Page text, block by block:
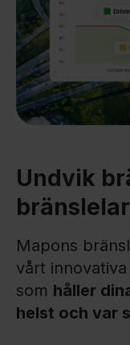
Undvik
Mapons
vårt
som håller
helst och var